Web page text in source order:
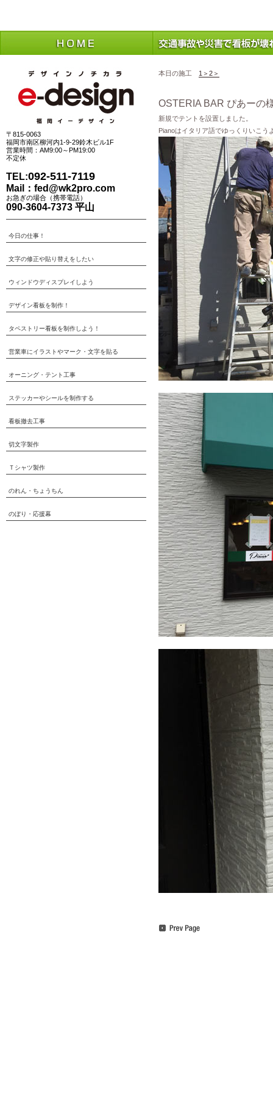
本日の施工 1＞ 2＞
OSTERIA BAR ぴあーの
新規でテントを設置しました。
Pianoはイタリア語でゆっくりいこう
〒815-0063
福岡市南区柳河内1-9-29鈴木ビル1F
営業時間：AM9:00～PM19:00
不定休
TEL:092-511-7119
Mail： fed@wk2pro.com
お急ぎの場合（携帯電話）
090-3604-7373 平山
今日の仕事！
文字の修正や貼り替えをしたい
ウィンドウディスプレイしよう
デザイン看板を制作！
タペストリー看板を制作しよう！
営業車にイラストやマーク・文字を貼る
オーニング・テント工事
ステッカーやシールを制作する
看板撤去工事
切文字製作
Ｔシャツ製作
のれん・ちょうちん
のぼり・応援幕